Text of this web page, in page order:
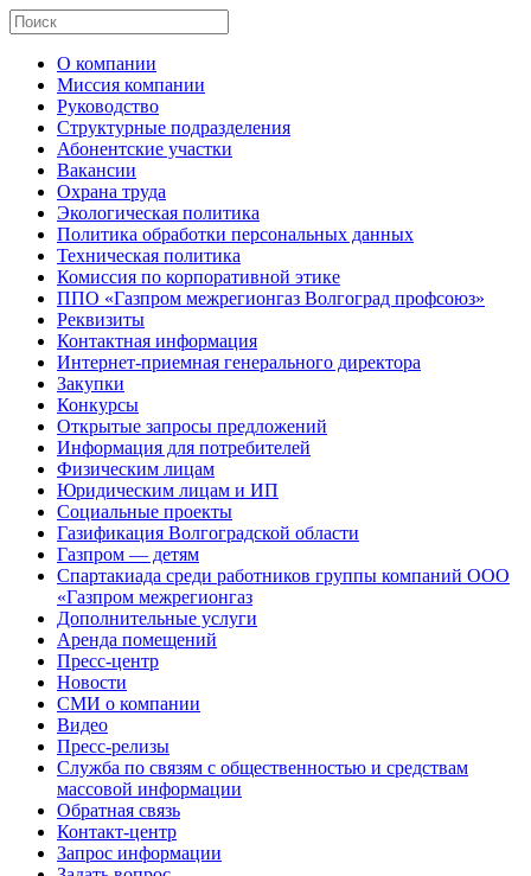
О компании
Миссия компании
Руководство
Структурные подразделения
Абонентские участки
Вакансии
Охрана труда
Экологическая политика
Политика обработки персональных данных
Техническая политика
Комиссия по корпоративной этике
ППО «Газпром межрегионгаз Волгоград профсоюз»
Реквизиты
Контактная информация
Интернет-приемная генерального директора
Закупки
Конкурсы
Открытые запросы предложений
Информация для потребителей
Физическим лицам
Юридическим лицам и ИП
Социальные проекты
Газификация Волгоградской области
Газпром — детям
Спартакиада среди работников группы компаний ООО
«Газпром межрегионгаз
Дополнительные услуги
Аренда помещений
Пресс-центр
Новости
СМИ о компании
Видео
Пресс-релизы
Служба по связям с общественностью и средствам
массовой информации
Обратная связь
Контакт-центр
Запрос информации